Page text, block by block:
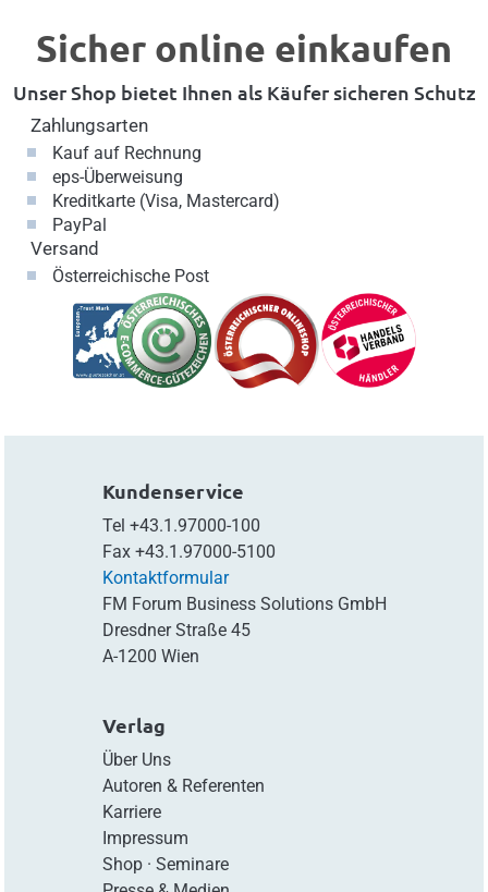
Sicher online einkaufen
Unser Shop bietet Ihnen als Käufer sicheren Schutz
Zahlungsarten
Kauf auf Rechnung
eps-Überweisung
Kreditkarte (Visa, Mastercard)
PayPal
Versand
Österreichische Post
Kundenservice
Tel +43.1.97000-100
Fax +43.1.97000-5100
Kontaktformular
FM Forum Business Solutions GmbH
Dresdner Straße 45
A-1200 Wien
Verlag
Über Uns
Autoren & Referenten
Karriere
Impressum
Shop· Seminare